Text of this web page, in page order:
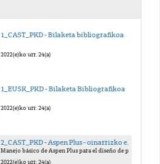
1_CAST_PKD - Bilaketa bibliografikoa
2022(e)ko urr. 24(a)
1_EUSK_PKD - Bilaketa Bibliografikoa
2022(e)ko urr. 24(a)
2_CAST_PKD - Aspen Plus - oinarrizko ezagutzak
2022(e)ko urr. 24(a)